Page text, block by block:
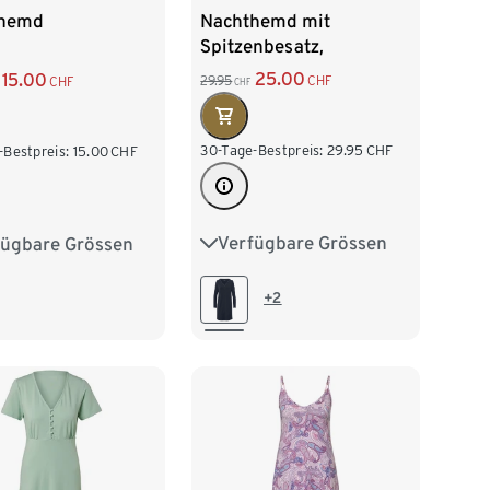
15.00 CHF
Bestpreis: 15.00CHF
Grössen
M 40/42
Nachthemd mit
Spitzenbesatz,
dunkelblau
29.95 CHF 25.00 CHF
30-Tage-Bestpreis: 29.95 CHF
Verfügbare Grössen
S 36/38 M 40/42
L 44/46+2